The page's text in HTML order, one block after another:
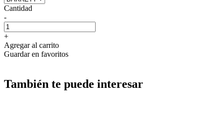
Cantidad
-
+
Agregar al carrito
Guardar en favoritos
También te puede interesar